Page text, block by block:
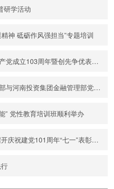
研学活动
神 砥砺作风强担当”专题培训
立103周年暨创先争优表彰大会
团金融管理部党支部开展主题党日共建活动
” 党性教育培训班顺利举办
101周年“七一”表彰大会暨专题党课